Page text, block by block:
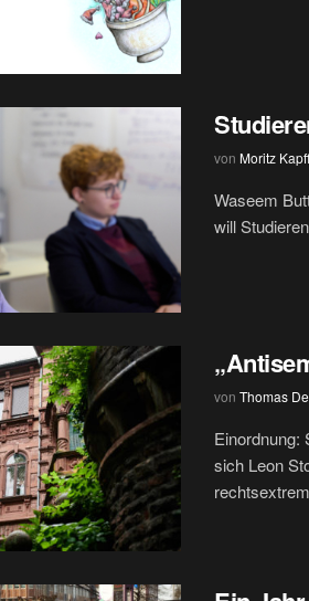
von Moritz Kapff
Waseem
will
von Thomas
Einordnung:
sich Leon